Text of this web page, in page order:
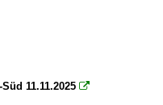
11.11.2025 